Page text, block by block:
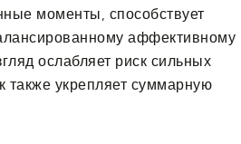
моменты, способствует
аффективному
ослабляет риск сильных
укрепляет суммарную